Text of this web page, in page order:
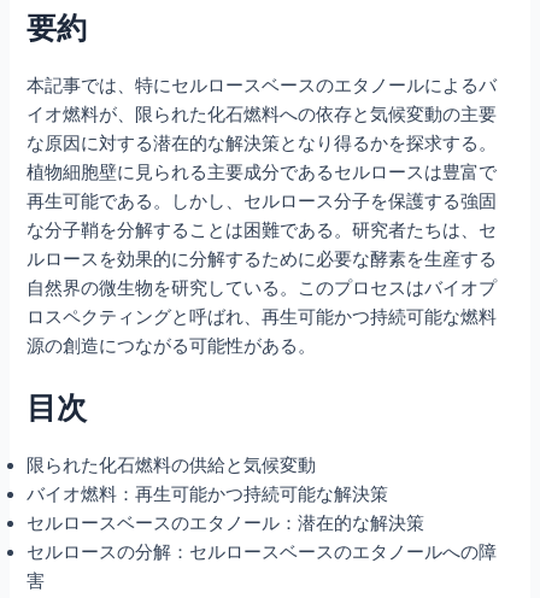
要約
本記事では、特にセルロースベースのエタノールによるバ
イオ燃料が、限られた化石燃料への依存と気候変動の主要
な原因に対する潜在的な解決策となり得るかを探求する。
植物細胞壁に見られる主要成分であるセルロースは豊富で
再生可能である。しかし、セルロース分子を保護する強固
な分子鞘を分解することは困難である。研究者たちは、セ
ルロースを効果的に分解するために必要な酵素を生産する
自然界の微生物を研究している。このプロセスはバイオプ
ロスペクティングと呼ばれ、再生可能かつ持続可能な燃料
源の創造につながる可能性がある。
目次
限られた化石燃料の供給と気候変動
バイオ燃料：再生可能かつ持続可能な解決策
セルロースベースのエタノール：潜在的な解決策
セルロースの分解：セルロースベースのエタノールへの障
害